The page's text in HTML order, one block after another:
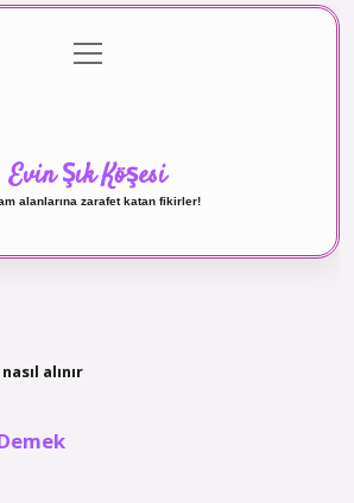
Gizlilik Politikası
menüyü
aç
Evin Şık Köşesi
alanlarına zarafet katan fikirler!
alınır